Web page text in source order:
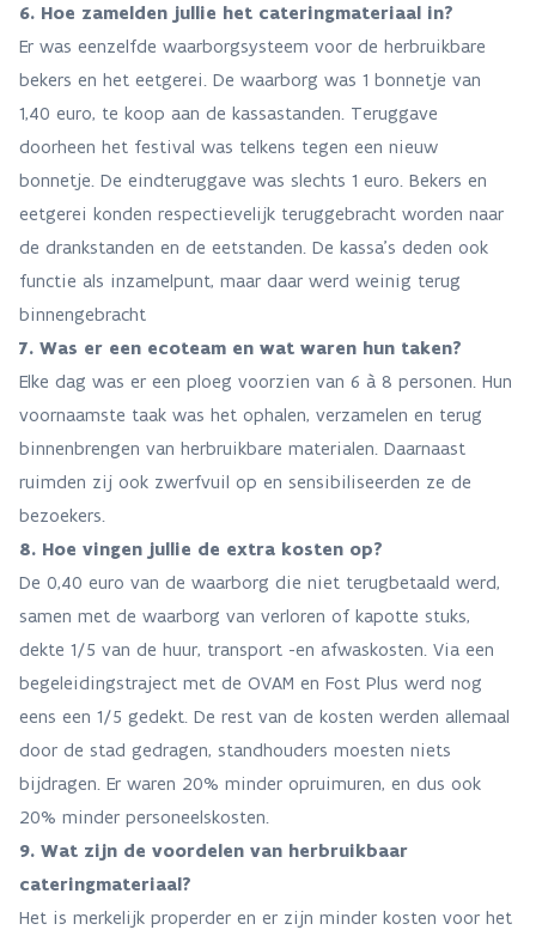
6. Hoe zamelden jullie het cateringmateriaal in?
Er was eenzelfde waarborgsysteem voor de herbruikbare
bekers en het eetgerei. De waarborg was 1 bonnetje van
1,40 euro, te koop aan de kassastanden. Teruggave
doorheen het festival was telkens tegen een nieuw
bonnetje. De eindteruggave was slechts 1 euro. Bekers en
eetgerei konden respectievelijk teruggebracht worden naar
de drankstanden en de eetstanden. De kassa’s deden ook
functie als inzamelpunt, maar daar werd weinig terug
binnengebracht
7. Was er een ecoteam en wat waren hun taken?
Elke dag was er een ploeg voorzien van 6 à 8 personen. Hun
voornaamste taak was het ophalen, verzamelen en terug
binnenbrengen van herbruikbare materialen. Daarnaast
ruimden zij ook zwerfvuil op en sensibiliseerden ze de
bezoekers.
8. Hoe vingen jullie de extra kosten op?
De 0,40 euro van de waarborg die niet terugbetaald werd,
samen met de waarborg van verloren of kapotte stuks,
dekte 1/5 van de huur, transport -en afwaskosten. Via een
begeleidingstraject met de OVAM en Fost Plus werd nog
eens een 1/5 gedekt. De rest van de kosten werden allemaal
door de stad gedragen, standhouders moesten niets
bijdragen. Er waren 20% minder opruimuren, en dus ook
20% minder personeelskosten.
9. Wat zijn de voordelen van herbruikbaar
cateringmateriaal?
Het is merkelijk properder en er zijn minder kosten voor het